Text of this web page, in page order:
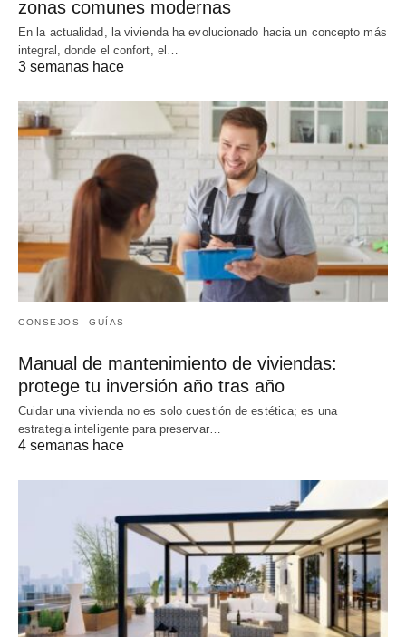
zonas comunes modernas
En la actualidad, la vivienda ha evolucionado hacia un concepto más
integral, donde el confort, el…
3 semanas hace
CONSEJOS GUÍAS
Manual de mantenimiento de viviendas:
protege tu inversión año tras año
Cuidar una vivienda no es solo cuestión de estética; es una
estrategia inteligente para preservar…
4 semanas hace